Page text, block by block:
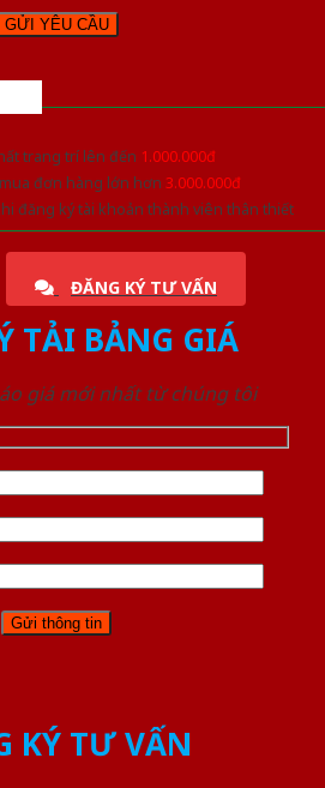
trang trí lên đến 1.000.000đ
đơn hàng lớn hơn 3.000.000đ
đăng ký tài khoản thành viên thân thiết
ĐĂNG KÝ TƯ VẤN
TẢI BẢNG GIÁ
giá mới nhất từ chúng tôi
KÝ TƯ VẤN